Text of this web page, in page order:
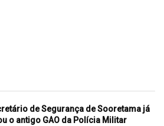
de Segurança de Sooretama já
o antigo GAO da Polícia Militar